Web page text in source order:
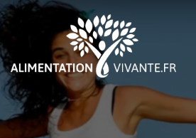
Skip
to
content